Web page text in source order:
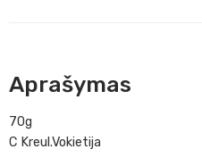
Aprašymas
70g
C Kreul.Vokietija